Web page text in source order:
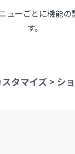
ューごとに機能の
す。
タマイズ > シ